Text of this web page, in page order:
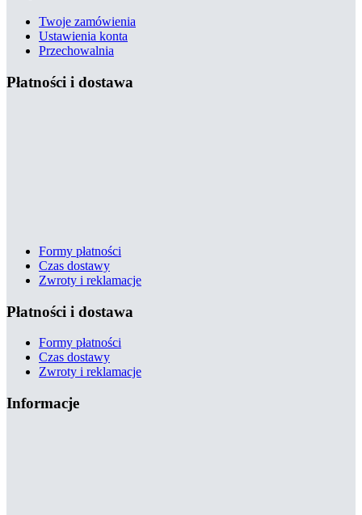
Twoje zamówienia
Ustawienia konta
Przechowalnia
Płatności i dostawa
Formy płatności
Czas dostawy
Zwroty i reklamacje
Płatności i dostawa
Formy płatności
Czas dostawy
Zwroty i reklamacje
Informacje